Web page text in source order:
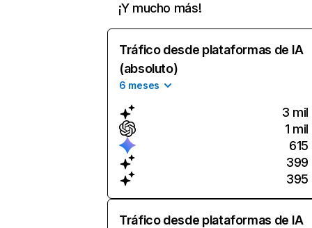
¡Y mucho más!
Tráfico desde plataformas de IA
(absoluto)
6 meses
3 mil
1 mil
615
399
395
Tráfico desde plataformas de IA